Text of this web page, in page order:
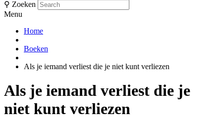
⚲ Zoeken
Menu
Home
Boeken
Als je iemand verliest die je niet kunt verliezen
Als je iemand verliest die je
niet kunt verliezen